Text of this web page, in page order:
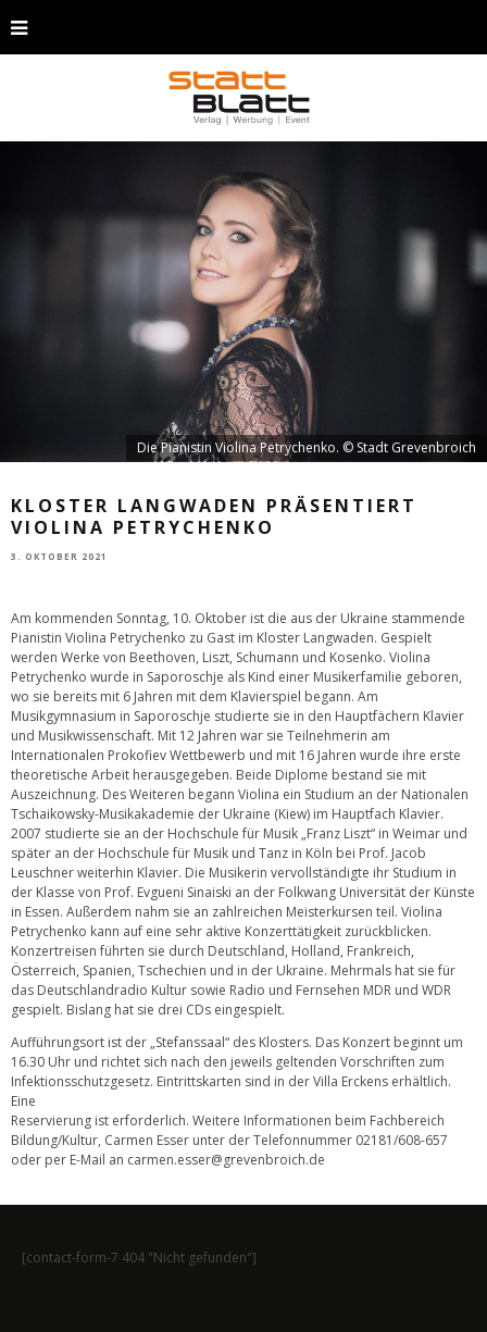
Die Pianistin Violina Petrychenko. © Stadt Grevenbroich
KLOSTER LANGWADEN PRÄSENTIERT
VIOLINA PETRYCHENKO
3. OKTOBER 2021
Am kommenden Sonntag, 10. Oktober ist die aus der Ukraine stammende
Pianistin Violina Petrychenko zu Gast im Kloster Langwaden. Gespielt
werden Werke von Beethoven, Liszt, Schumann und Kosenko. Violina
Petrychenko wurde in Saporoschje als Kind einer Musikerfamilie geboren,
wo sie bereits mit 6 Jahren mit dem Klavierspiel begann. Am
Musikgymnasium in Saporoschje studierte sie in den Hauptfächern Klavier
und Musikwissenschaft. Mit 12 Jahren war sie Teilnehmerin am
Internationalen Prokofiev Wettbewerb und mit 16 Jahren wurde ihre erste
theoretische Arbeit herausgegeben. Beide Diplome bestand sie mit
Auszeichnung. Des Weiteren begann Violina ein Studium an der Nationalen
Tschaikowsky-Musikakademie der Ukraine (Kiew) im Hauptfach Klavier.
2007 studierte sie an der Hochschule für Musik „Franz Liszt“ in Weimar und
später an der Hochschule für Musik und Tanz in Köln bei Prof. Jacob
Leuschner weiterhin Klavier. Die Musikerin vervollständigte ihr Studium in
der Klasse von Prof. Evgueni Sinaiski an der Folkwang Universität der Künste
in Essen. Außerdem nahm sie an zahlreichen Meisterkursen teil. Violina
Petrychenko kann auf eine sehr aktive Konzerttätigkeit zurückblicken.
Konzertreisen führten sie durch Deutschland, Holland, Frankreich,
Österreich, Spanien, Tschechien und in der Ukraine. Mehrmals hat sie für
das Deutschlandradio Kultur sowie Radio und Fernsehen MDR und WDR
gespielt. Bislang hat sie drei CDs eingespielt.
Aufführungsort ist der „Stefanssaal“ des Klosters. Das Konzert beginnt um
16.30 Uhr und richtet sich nach den jeweils geltenden Vorschriften zum
Infektionsschutzgesetz. Eintrittskarten sind in der Villa Erckens erhältlich.
Eine
Reservierung ist erforderlich. Weitere Informationen beim Fachbereich
Bildung/Kultur, Carmen Esser unter der Telefonnummer 02181/608-657
oder per E-Mail an carmen.esser@grevenbroich.de
[contact-form-7 404 "Nicht gefunden"]